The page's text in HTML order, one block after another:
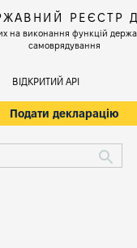
РЕЄСТР
на виконання функцій
самоврядування
ВІДКРИТИЙ АРІ
Подати декларацію